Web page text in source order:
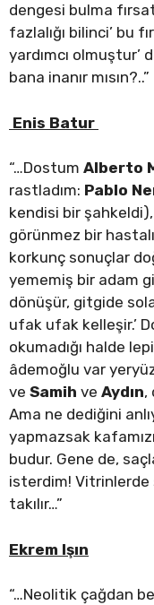
dengesi bulma
fazlalığı bilinci’ bu
yardımcı olmuştur’
bana inanır mısın?..”
Enis Batur
“…Dostum Alberto
rastladım: Pablo
kendisi bir şahkeldi),
görünmez bir
korkunç sonuçlar
yememiş bir adam
dönüşür, gitgide
ufak ufak kelleşir.’
okumadığı halde
âdemoğlu var
ve Samih ve Aydın,
Ama ne dediğini
yapmazsak
budur. Gene de,
isterdim! Vitrinlerde
takılır…”
Ekrem Işın
“…Neolitik çağdan